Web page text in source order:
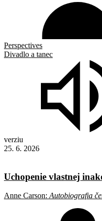
Perspectives
Divadlo a tanec
verziu
25. 6. 2026
Uchopenie vlastnej
Anne Carson:Autobiografia